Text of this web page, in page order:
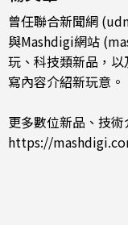
曾任聯合新聞網
與Mashdigi網站
玩、科技類新品，
寫內容介紹新玩意。
更多數位新品、技
https://